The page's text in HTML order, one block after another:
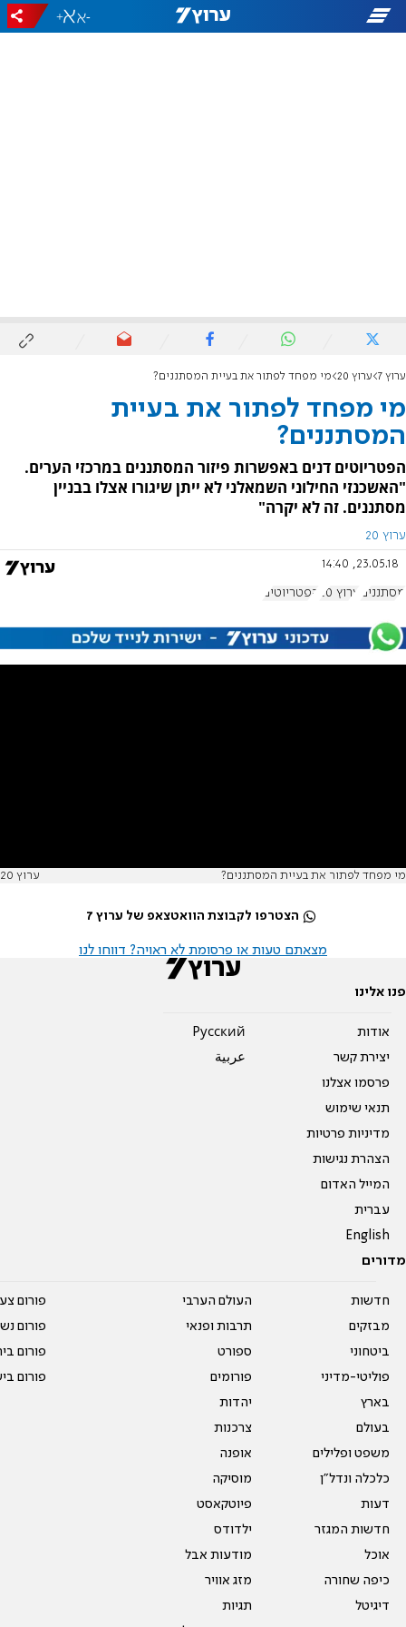
-
+
ערוץ 7 ערוץ 20 מי מפחד לפתור את בעיית המסתננים?
מי מפחד לפתור את בעיית
המסתננים?
הפטריוטים דנים באפשרות פיזור המסתננים במרכזי הערים.
"האשכנזי החילוני השמאלני לא ייתן שיגורו אצלו בבניין
מסתננים. זה לא יקרה"
ערוץ 20
23.05.18, 14:40
מסתננים ערוץ 20 הפטריוטים
מי מפחד לפתור את בעיית המסתננים? ערוץ 20
הצטרפו לקבוצת הוואטצאפ של ערוץ 7
מצאתם טעות או פרסומת לא ראויה? דווחו לנו
פנו אלינו
אודות
יצירת קשר
פרסמו אצלנו
תנאי שימוש
מדיניות פרטיות
הצהרת נגישות
המייל האדום
עברית
English
Pусский
عربية
מדורים
חדשות
מבזקים
ביטחוני
פוליטי-מדיני
בארץ
בעולם
משפט ופלילים
כלכלה ונדל"ן
דעות
חדשות המגזר
אוכל
כיפה שחורה
דיגיטל
העולם הערבי
תרבות ופנאי
ספורט
פורומים
יהדות
צרכנות
אופנה
מוסיקה
פיוטקאסט
ילדודס
מודעות אבל
מזג אוויר
תגיות
פורום
פורום
פורום
פורום